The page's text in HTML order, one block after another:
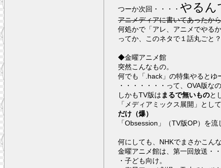
つーか次回・・・・やるん
アニメディアに書いてあったか
何処かで「アレ、アニメでやる
ってか、このネタで１話丸ごと
◆金曜アニメ館
突然こんなもの。
何でも「.hack」の特集やると
・・・・・・・って、OVA版な
しかもTV版はまるで無いものと
「メディアミックス展開」とし
だけ（爆）
「Obsession」（TV版OP）を
何にしても、NHKでまさかこん
金曜アニメ館は、第一回放送・
・子ども向け。